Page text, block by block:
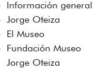
Información general
Jorge Oteiza
El Museo
Fundación Museo
Jorge Oteiza